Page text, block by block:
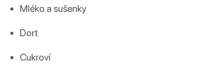
Mléko a sušenky
Dort
Cukroví